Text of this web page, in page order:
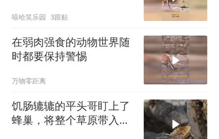
嘻哈笑乐园 3跟贴
在弱肉强食的动物世界随
时都要保持警惕
万物零距离
饥肠辘辘的平头哥盯上了
蜂巢，将整个草原带入了